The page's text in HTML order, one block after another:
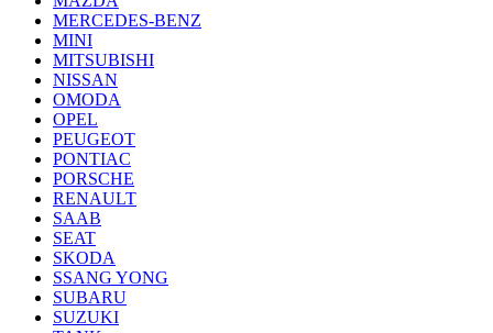
MERCEDES-BENZ
MINI
MITSUBISHI
NISSAN
OMODA
OPEL
PEUGEOT
PONTIAC
PORSCHE
RENAULT
SAAB
SEAT
SKODA
SSANG YONG
SUBARU
SUZUKI